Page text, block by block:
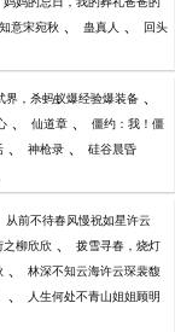
妈妈的忌日，我的葬礼爸爸的
意宋宛秋 、 蛊真人 、 回头
界，杀蚂蚁爆经验爆装备 、
、 仙道章 、 僵约：我！僵
、 神枪录 、 硅谷晨昏
从前不待春风慢祝如星许云
之柳欣欣 、 拨雪寻春，烧灯
、 林深不知云海许云琛裴馥
、 人生何处不青山姐姐顾明